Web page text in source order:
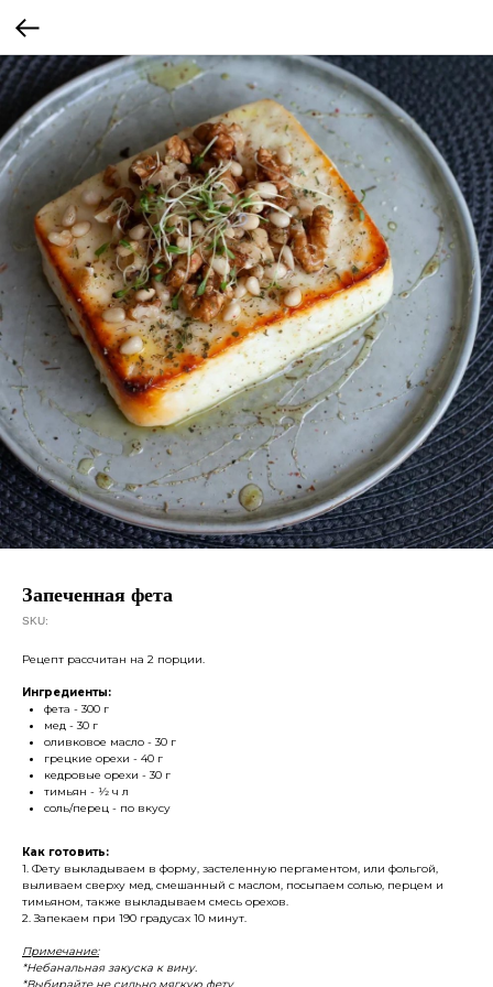
Запеченная фета
SKU:
Рецепт рассчитан на 2 порции.
Ингредиенты:
фета - 300 г
мед - 30 г
оливковое масло - 30 г
грецкие орехи - 40 г
кедровые орехи - 30 г
тимьян - 1⁄2 ч л
соль/перец - по вкусу
Как готовить:
1. Фету выкладываем в форму, застеленную пергаментом, или фольгой,
выливаем сверху мед, смешанный с маслом, посыпаем солью, перцем и
тимьяном, также выкладываем смесь орехов.
2. Запекаем при 190 градусах 10 минут.
Примечание:
*Небанальная закуска к вину.